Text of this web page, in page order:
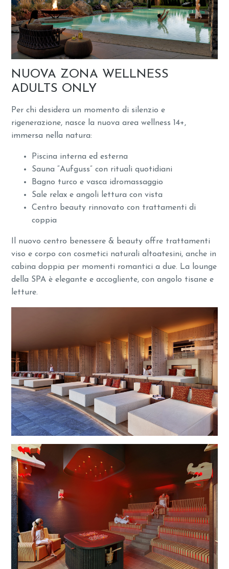
NUOVA ZONA WELLNESS
ADULTS ONLY
Per chi desidera un momento di silenzio e
rigenerazione, nasce la nuova area wellness 14+,
immersa nella natura:
Piscina interna ed esterna
Sauna “Aufguss” con rituali quotidiani
Bagno turco e vasca idromassaggio
Sale relax e angoli lettura con vista
Centro beauty rinnovato con trattamenti di
coppia
Il nuovo centro benessere & beauty offre trattamenti
viso e corpo con cosmetici naturali altoatesini, anche in
cabina doppia per momenti romantici a due. La lounge
della SPA è elegante e accogliente, con angolo tisane e
letture.